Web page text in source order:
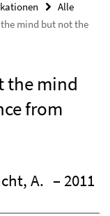
Alle
mind but not the
the mind
from
A. – 2011